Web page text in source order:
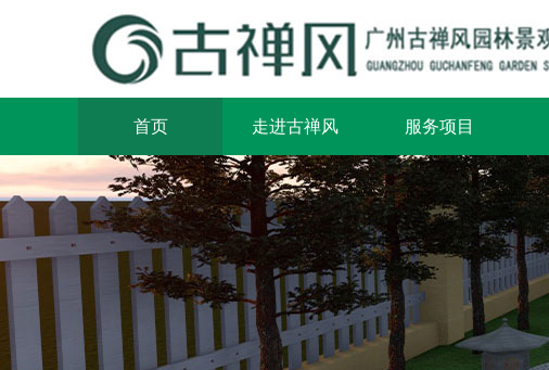
首页 走进古禅风 服务项目